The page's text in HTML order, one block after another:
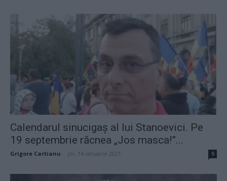
Calendarul sinucigaș al lui Stanoevici. Pe
19 septembrie răcnea „Jos masca!”...
Grigore Cartianu joi, 14 ianuarie 2021 9